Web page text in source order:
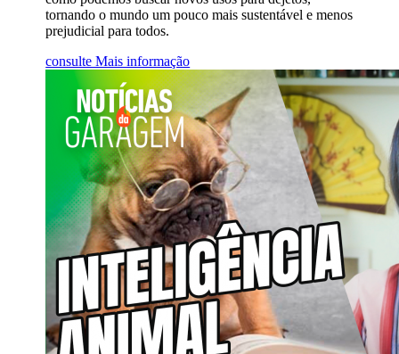
tornando o mundo um pouco mais sustentável e menos
prejudicial para todos.
consulte Mais informação